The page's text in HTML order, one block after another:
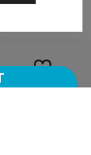
3.0™